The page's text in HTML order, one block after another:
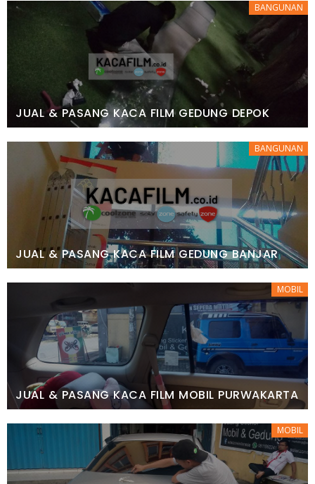
BANGUNAN
JUAL & PASANG KACA FILM GEDUNG DEPOK
BANGUNAN
JUAL & PASANG KACA FILM GEDUNG BANJAR
MOBIL
JUAL & PASANG KACA FILM MOBIL PURWAKARTA
MOBIL